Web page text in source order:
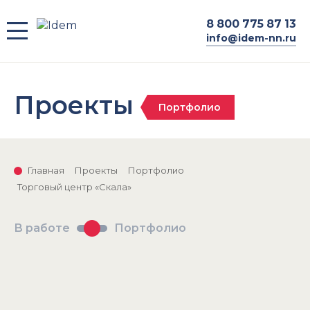
8 800 775 87 13
info@idem-nn.ru
Проекты Портфолио
Главная Проекты
Портфолио
Торговый центр «Скала»
В работе Портфолио